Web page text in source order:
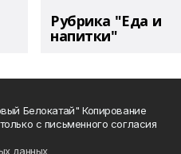
Рубрика "Еда и
напитки"
Белокатай" Копирование
с письменного согласия
данных